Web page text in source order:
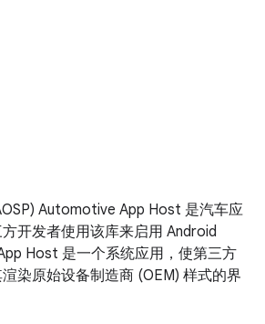
Automotive App Host 是汽车应
开发者使用该库来启用 Android
Host 是一个系统应用，使第三方
染原始设备制造商 (OEM) 样式的界